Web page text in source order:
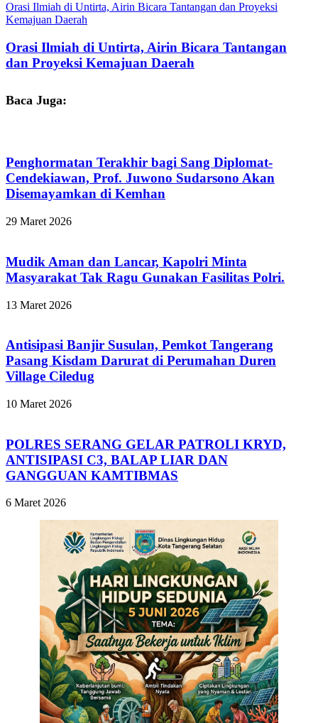
Orasi Ilmiah di Untirta, Airin Bicara Tantangan dan Proyeksi
Kemajuan Daerah
Orasi Ilmiah di Untirta, Airin Bicara Tantangan
dan Proyeksi Kemajuan Daerah
Baca Juga:
Penghormatan Terakhir bagi Sang Diplomat-
Cendekiawan, Prof. Juwono Sudarsono Akan
Disemayamkan di Kemhan
29 Maret 2026
Mudik Aman dan Lancar, Kapolri Minta
Masyarakat Tak Ragu Gunakan Fasilitas Polri.
13 Maret 2026
Antisipasi Banjir Susulan, Pemkot Tangerang
Pasang Kisdam Darurat di Perumahan Duren
Village Ciledug
10 Maret 2026
POLRES SERANG GELAR PATROLI KRYD,
ANTISIPASI C3, BALAP LIAR DAN
GANGGUAN KAMTIBMAS
6 Maret 2026